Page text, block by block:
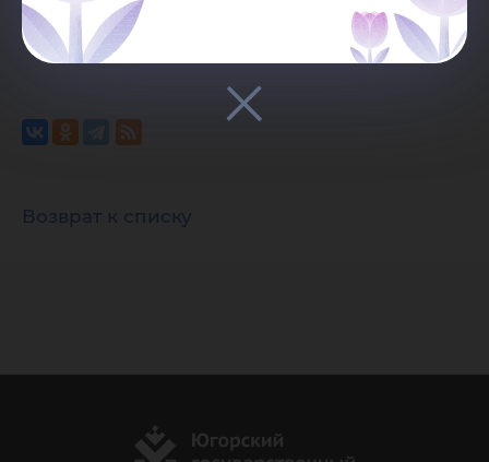
должна быть видимой и прямой.
Возврат к списку